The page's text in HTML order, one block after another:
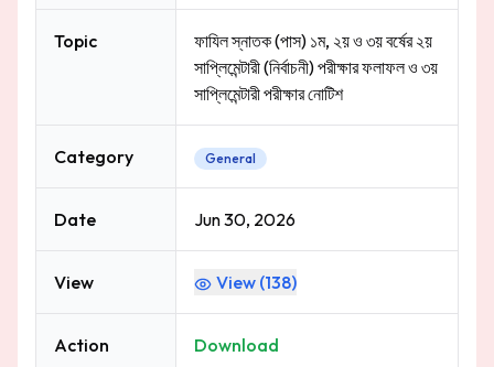
Topic
ফাযিল স্নাতক (পাস) ১ম, ২য় ও ৩য় বর্ষের ২য়
সাপ্লিমেন্টারী (নির্বাচনী) পরীক্ষার ফলাফল ও ৩য়
সাপ্লিমেন্টারী পরীক্ষার নোটিশ
Category General
Date Jun 30, 2026
View View (138)
Action Download